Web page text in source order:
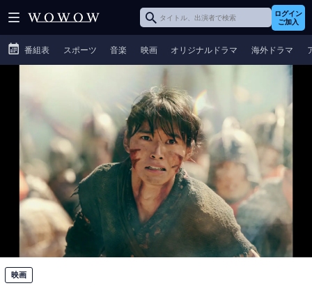
ログイン
ご加入
番組表 スポーツ 音楽 映画 オリジナルドラマ 海外ドラマ
映画